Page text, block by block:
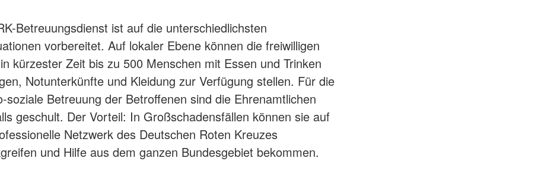
Betreuungsdienst ist auf die unterschiedlichsten
vorbereitet. Auf lokaler Ebene können die freiwilligen
kürzester Zeit bis zu 500 Menschen mit Essen und Trinken
Notunterkünfte und Kleidung zur Verfügung stellen. Für die
soziale Betreuung der Betroffenen sind die Ehrenamtlichen
geschult. Der Vorteil: In Großschadensfällen können sie auf
Netzwerk des Deutschen Roten Kreuzes
und Hilfe aus dem ganzen Bundesgebiet bekommen.